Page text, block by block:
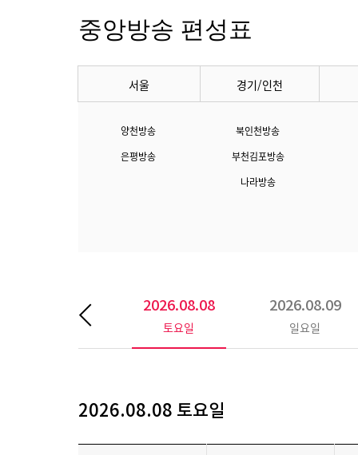
중앙방송 편성표
서울 경기/인천
양천방송
은평방송
북인천방송
부천김포방송
나라방송
2026.08.08
토요일
2026.08.09
일요일
2026.08.08 토요일